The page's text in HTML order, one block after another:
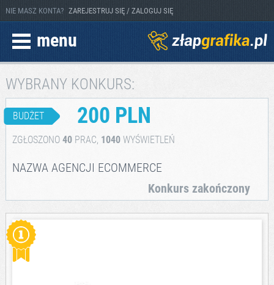
NIE MASZ KONTA? ZAREJESTRUJ SIĘ / ZALOGUJ SIĘ
menu
WYBRANY KONKURS:
BUDŻET 200 PLN
ZGŁOSZONO 40PRAC, 1040WYŚWIETLEŃ
NAZWA AGENCJI ECOMMERCE
Konkurs zakończony